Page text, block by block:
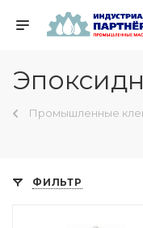
Промышленные
ФИЛЬТР